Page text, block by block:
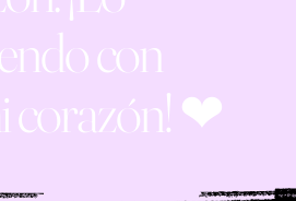
con
corazón! ❤